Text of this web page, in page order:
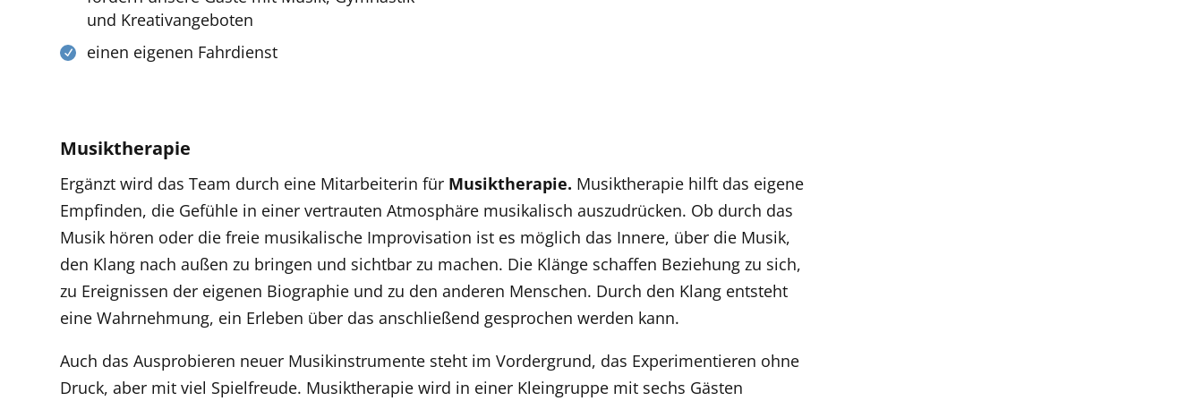
und Kreativangeboten
einen eigenen Fahrdienst
Musiktherapie
Ergänzt wird das Team durch eine Mitarbeiterin für Musiktherapie. Musiktherapie hilft das eigene
Empfinden, die Gefühle in einer vertrauten Atmosphäre musikalisch auszudrücken. Ob durch das
Musik hören oder die freie musikalische Improvisation ist es möglich das Innere, über die Musik,
den Klang nach außen zu bringen und sichtbar zu machen. Die Klänge schaffen Beziehung zu sich,
zu Ereignissen der eigenen Biographie und zu den anderen Menschen. Durch den Klang entsteht
eine Wahrnehmung, ein Erleben über das anschließend gesprochen werden kann.
Auch das Ausprobieren neuer Musikinstrumente steht im Vordergrund, das Experimentieren ohne
Druck, aber mit viel Spielfreude. Musiktherapie wird in einer Kleingruppe mit sechs Gästen